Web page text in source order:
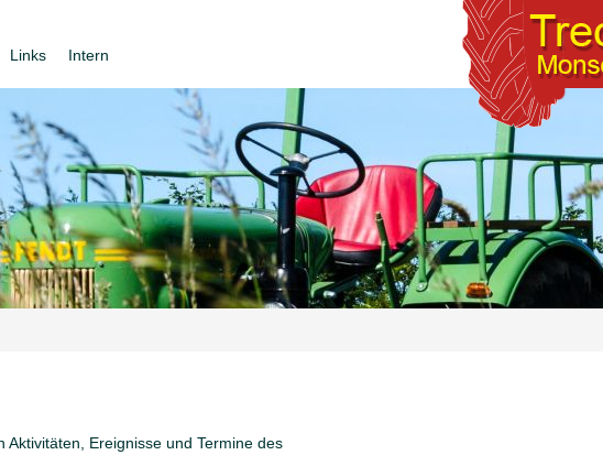
Links Intern
Ereignisse und Termine des